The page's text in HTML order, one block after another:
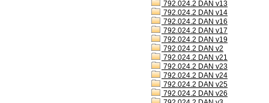
792.024.2 DAN v13
792.024.2 DAN v14
792.024.2 DAN v16
792.024.2 DAN v17
792.024.2 DAN v19
792.024.2 DAN v2
792.024.2 DAN v21
792.024.2 DAN v23
792.024.2 DAN v24
792.024.2 DAN v25
792.024.2 DAN v26